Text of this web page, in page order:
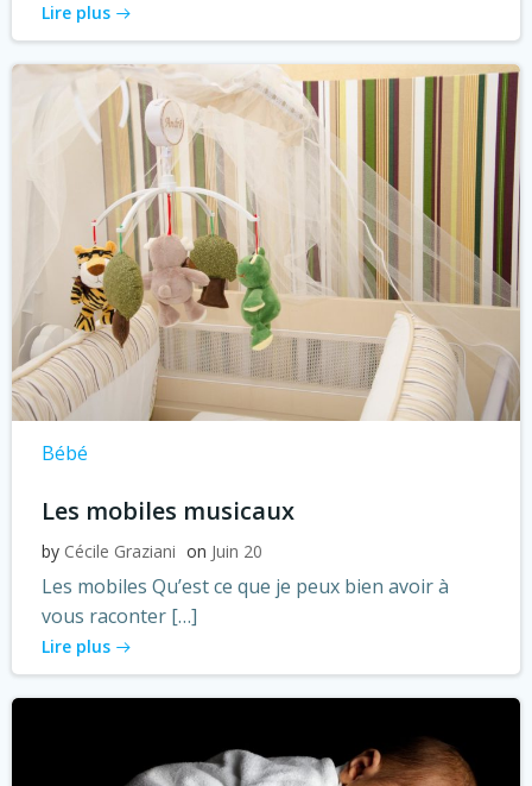
Lire plus
Bébé
Les mobiles musicaux
by Cécile Graziani on Juin 20
Les mobiles Qu’est ce que je peux bien avoir à
vous raconter […]
Lire plus